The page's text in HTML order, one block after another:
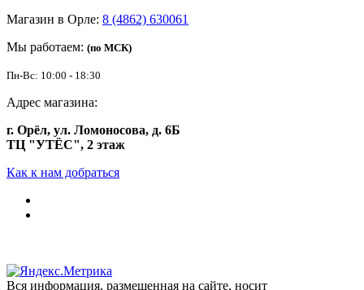
Магазин в Орле: 8 (4862) 630061
Мы работаем: (по МСК)
Пн-Вс: 10:00 - 18:30
Адрес магазина:
г. Орёл, ул. Ломоносова, д. 6Б
ТЦ "УТЁС", 2 этаж
Как к нам добраться
Вся информация, размещенная на сайте, носит